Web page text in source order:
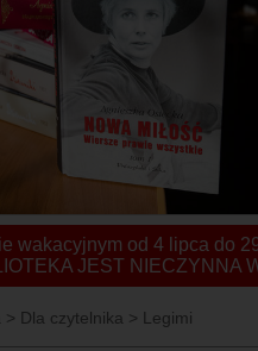
wakacyjnym od 4 lipca do
JEST NIECZYNNA
> Dla czytelnika > Legimi